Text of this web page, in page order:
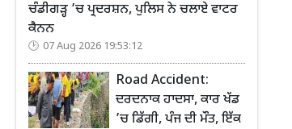
ਚੰਡੀਗੜ੍ਹ ’ਚ ਪ੍ਰਦਰਸ਼ਨ, ਪੁਲਿਸ ਨੇ ਚਲਾਏ ਵਾਟਰ
ਕੈਨਨ
07 Aug 2026 19:53:12
Road Accident:
ਦਰਦਨਾਕ ਹਾਦਸਾ, ਕਾਰ ਖੱਡ
’ਚ ਡਿੱਗੀ, ਪੰਜ ਦੀ ਮੌਤ, ਇੱਕ